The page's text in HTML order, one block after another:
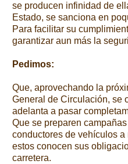
se producen infinidad de
Estado, se sanciona en
Para facilitar su
garantizar aun más la
Pedimos:
Que, aprovechando la
General de Circulación, se
adelanta a pasar
Que se preparen
conductores de vehículos
estos conocen sus
carretera.